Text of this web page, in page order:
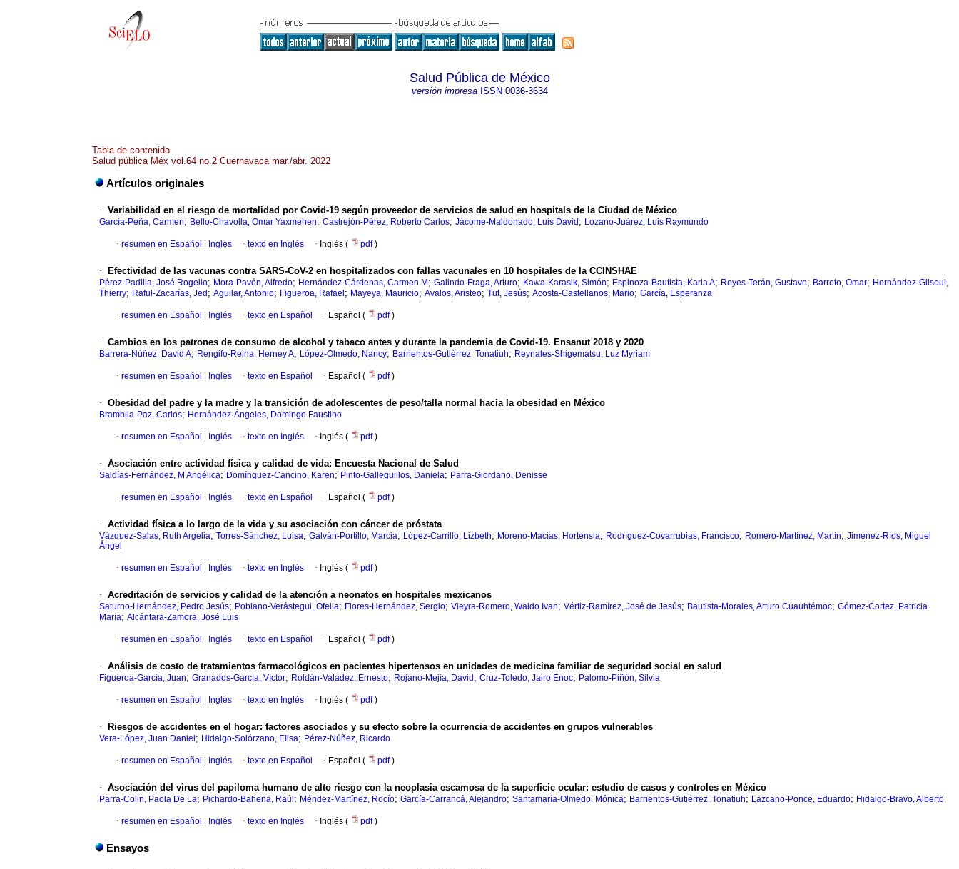
Salud Pública de México
versión impresaISSN 0036-3634
Tabla de contenido
Salud pública Méx vol.64 no.2 Cuernavaca mar./abr. 2022
Artículos originales
· Variabilidad en el riesgo de mortalidad por Covid-19 según proveedor de servicios de salud en hospitals de la Ciudad de México
García-Peña, Carmen; Bello-Chavolla, Omar Yaxmehen; Castrejón-Pérez, Roberto Carlos; Jácome-Maldonado, Luis David ; Lozano-Juárez, Luis Raymundo
· resumen en Español Inglés · texto en Inglés · Inglés ( pdf)
· Efectividad de las vacunas contra SARS-CoV-2 en hospitalizados con fallas vacunales en 10 hospitales de la CCINSHAE
Pérez-Padilla, José Rogelio; Mora-Pavón, Alfredo; Hernández-Cárdenas, Carmen M ; Galindo-Fraga, Arturo; Kawa-Karasik, Simón; Espinoza-Bautista, Karla A; Reyes-Terán, Gustavo; Barreto, Omar; Hernández-Gilsoul,
Thierry; Raful-Zacarías, Jed ; Aguilar, Antonio; Figueroa, Rafael ; Mayeya, Mauricio; Avalos, Aristeo; Tut, Jesús; Acosta-Castellanos, Mario; García, Esperanza
· resumen en Español Inglés · texto en Español · Español ( pdf)
· Cambios en los patrones de consumo de alcohol y tabaco antes y durante la pandemia de Covid-19. Ensanut 2018 y 2020
Barrera-Núñez, David A; Rengifo-Reina, Herney A; López-Olmedo, Nancy; Barrientos-Gutiérrez, Tonatiuh; Reynales-Shigematsu, Luz Myriam
· resumen en Español Inglés · texto en Español · Español ( pdf)
· Obesidad del padre y la madre y la transición de adolescentes de peso/talla normal hacia la obesidad en México
Brambila-Paz, Carlos; Hernández-Ángeles, Domingo Faustino
· resumen en Español Inglés · texto en Inglés · Inglés ( pdf)
· Asociación entre actividad física y calidad de vida: Encuesta Nacional de Salud
Saldías-Fernández, M Angélica; Domínguez-Cancino, Karen; Pinto-Galleguillos, Daniela; Parra-Giordano, Denisse
· resumen en Español Inglés · texto en Español · Español ( pdf)
· Actividad física a lo largo de la vida y su asociación con cáncer de próstata
Vázquez-Salas, Ruth Argelia; Torres-Sánchez, Luisa; Galván-Portillo, Marcia; López-Carrillo, Lizbeth; Moreno-Macías, Hortensia; Rodríguez-Covarrubias, Francisco; Romero-Martínez, Martín; Jiménez-Ríos, Miguel
Ángel
· resumen en Español Inglés · texto en Inglés · Inglés ( pdf)
· Acreditación de servicios y calidad de la atención a neonatos en hospitales mexicanos
Saturno-Hernández, Pedro Jesús; Poblano-Verástegui, Ofelia; Flores-Hernández, Sergio; Vieyra-Romero, Waldo Ivan; Vértiz-Ramírez, José de Jesús; Bautista-Morales, Arturo Cuauhtémoc; Gómez-Cortez, Patricia
María; Alcántara-Zamora, José Luis
· resumen en Español Inglés · texto en Español · Español ( pdf)
· Análisis de costo de tratamientos farmacológicos en pacientes hipertensos en unidades de medicina familiar de seguridad social en salud
Figueroa-García, Juan; Granados-García, Víctor; Roldán-Valadez, Ernesto; Rojano-Mejía, David ; Cruz-Toledo, Jairo Enoc; Palomo-Piñón, Silvia
· resumen en Español Inglés · texto en Inglés · Inglés ( pdf)
· Riesgos de accidentes en el hogar: factores asociados y su efecto sobre la ocurrencia de accidentes en grupos vulnerables
Vera-López, Juan Daniel ; Hidalgo-Solórzano, Elisa; Pérez-Núñez, Ricardo
· resumen en Español Inglés · texto en Español · Español ( pdf)
· Asociación del virus del papiloma humano de alto riesgo con la neoplasia escamosa de la superficie ocular: estudio de casos y controles en México
Parra-Colin, Paola De La; Pichardo-Bahena, Raúl ; Méndez-Martínez, Rocío; García-Carrancá, Alejandro; Santamaría-Olmedo, Mónica; Barrientos-Gutiérrez, Tonatiuh; Lazcano-Ponce, Eduardo; Hidalgo-Bravo, Alberto
· resumen en Español Inglés · texto en Inglés · Inglés ( pdf)
Ensayos